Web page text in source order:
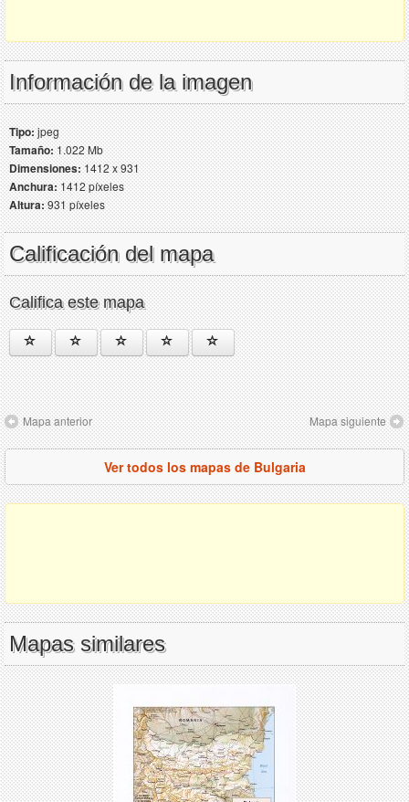
Información de la imagen
Tipo:jpeg
Tamaño:1.022 Mb
Dimensiones:1412 x 931
Anchura:1412 píxeles
Altura:931 píxeles
Calificación del mapa
Califica este mapa
Mapa anterior Mapa siguiente
Ver todos los mapas de Bulgaria
Mapas similares